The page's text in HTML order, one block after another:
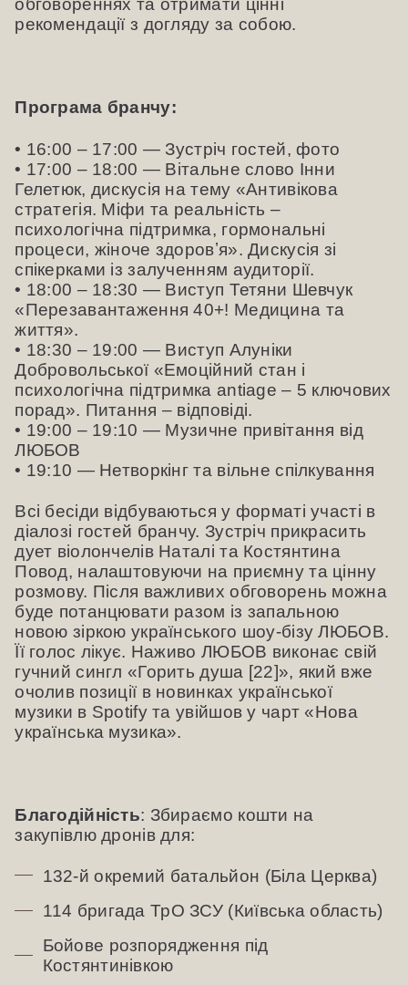
обговореннях та отримати цінні
рекомендації з догляду за собою.
Програма бранчу:
• 16:00 – 17:00 — Зустріч гостей, фото
• 17:00 – 18:00 — Вітальне слово Інни
Гелетюк, дискусія на тему «Антивікова
стратегія. Міфи та реальність –
психологічна підтримка, гормональні
процеси, жіноче здоровʼя». Дискусія зі
спікерками із залученням аудиторії.
• 18:00 – 18:30 — Виступ Тетяни Шевчук
«Перезавантаження 40+! Медицина та
життя».
• 18:30 – 19:00 — Виступ Алуніки
Добровольської «Емоційний стан і
психологічна підтримка antiage – 5 ключових
порад». Питання – відповіді.
• 19:00 – 19:10 — Музичне привітання від
ЛЮБОВ
• 19:10 — Нетворкінг та вільне спілкування
Всі бесіди відбуваються у форматі участі в
діалозі гостей бранчу. Зустріч прикрасить
дует віолончелів Наталі та Костянтина
Повод, налаштовуючи на приємну та цінну
розмову. Після важливих обговорень можна
буде потанцювати разом із запальною
новою зіркою українського шоу-бізу ЛЮБОВ.
Її голос лікує. Наживо ЛЮБОВ виконає свій
гучний сингл «Горить душа [22]», який вже
очолив позиції в новинках української
музики в Spotify та увійшов у чарт «Нова
українська музика».
Благодійність: Збираємо кошти на
закупівлю дронів для:
132-й окремий батальйон (Біла Церква)
114 бригада ТрО ЗСУ (Київська область)
Бойове розпорядження під
Костянтинівкою